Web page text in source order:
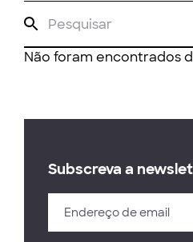
Não foram encontrados
Subscreva a